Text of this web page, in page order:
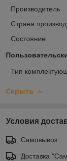
Производитель
Страна
Состояние
Тип
Скрыть
Условия
Самовывоз
Доставка